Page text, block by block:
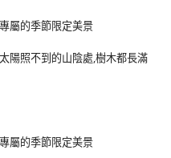
陽照不到的山陰處,樹木都長滿